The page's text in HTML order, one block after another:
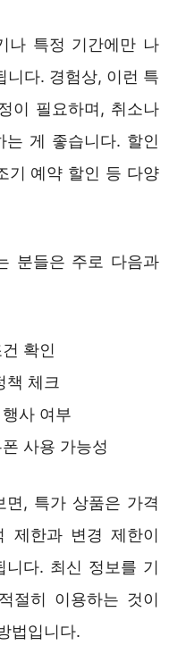
나 특정 기간에만 나
니다. 경험상, 이런 특
이 필요하며, 취소나
는 게 좋습니다. 할인
기 예약 할인 등 다양
분들은 주로 다음과
확인
책 체크
사 여부
사용 가능성
면, 특가 상품은 가격
제한과 변경 제한이
니다. 최신 정보를 기
절히 이용하는 것이
법입니다.